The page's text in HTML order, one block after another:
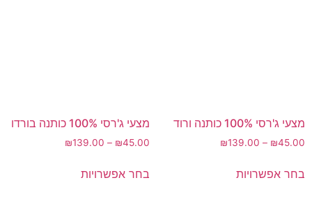
מצעי ג'רסי 100% כותנה ורוד
₪45.00
–
₪139.00
בחר אפשרויות
מצעי ג'רסי 100% כותנה בורדו
₪45.00
–
₪139.00
בחר אפשרויות